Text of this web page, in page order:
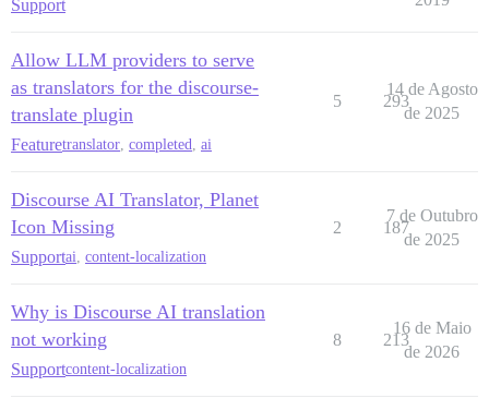
Support
Allow LLM providers to serve
as translators for the discourse-
translate plugin
Featuretranslator, completed, ai
5 293
14 de Agosto
de 2025
Discourse AI Translator, Planet
Icon Missing
Supportai, content-localization
2 187
7 de Outubro
de 2025
Why is Discourse AI translation
not working
Supportcontent-localization
8 213
16 de Maio
de 2026